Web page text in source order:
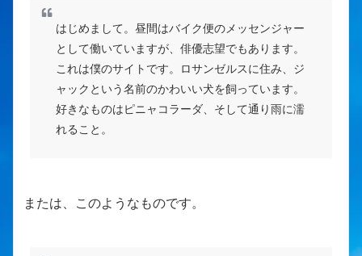
はじめまして。昼間はバイク便のメッセンジャー
として働いていますが、俳優志望でもあります。
これは僕のサイトです。ロサンゼルスに住み、ジ
ャックという名前のかわいい犬を飼っています。
好きなものはピニャコラーダ、そして通り雨に濡
れること。
または、このようなものです。